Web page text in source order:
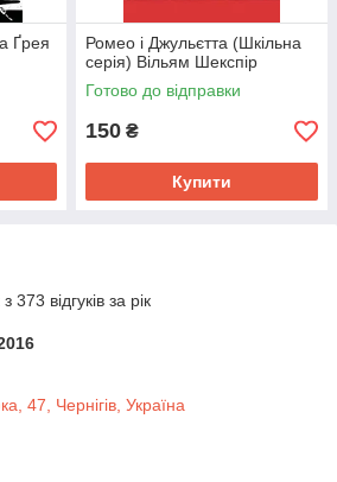
Ґрея
Ромео і Джульєтта (Шкільна
серія) Вільям Шекспір
Готово до відправки
150 ₴
Купити
373 відгуків за рік
47, Чернігів, Україна